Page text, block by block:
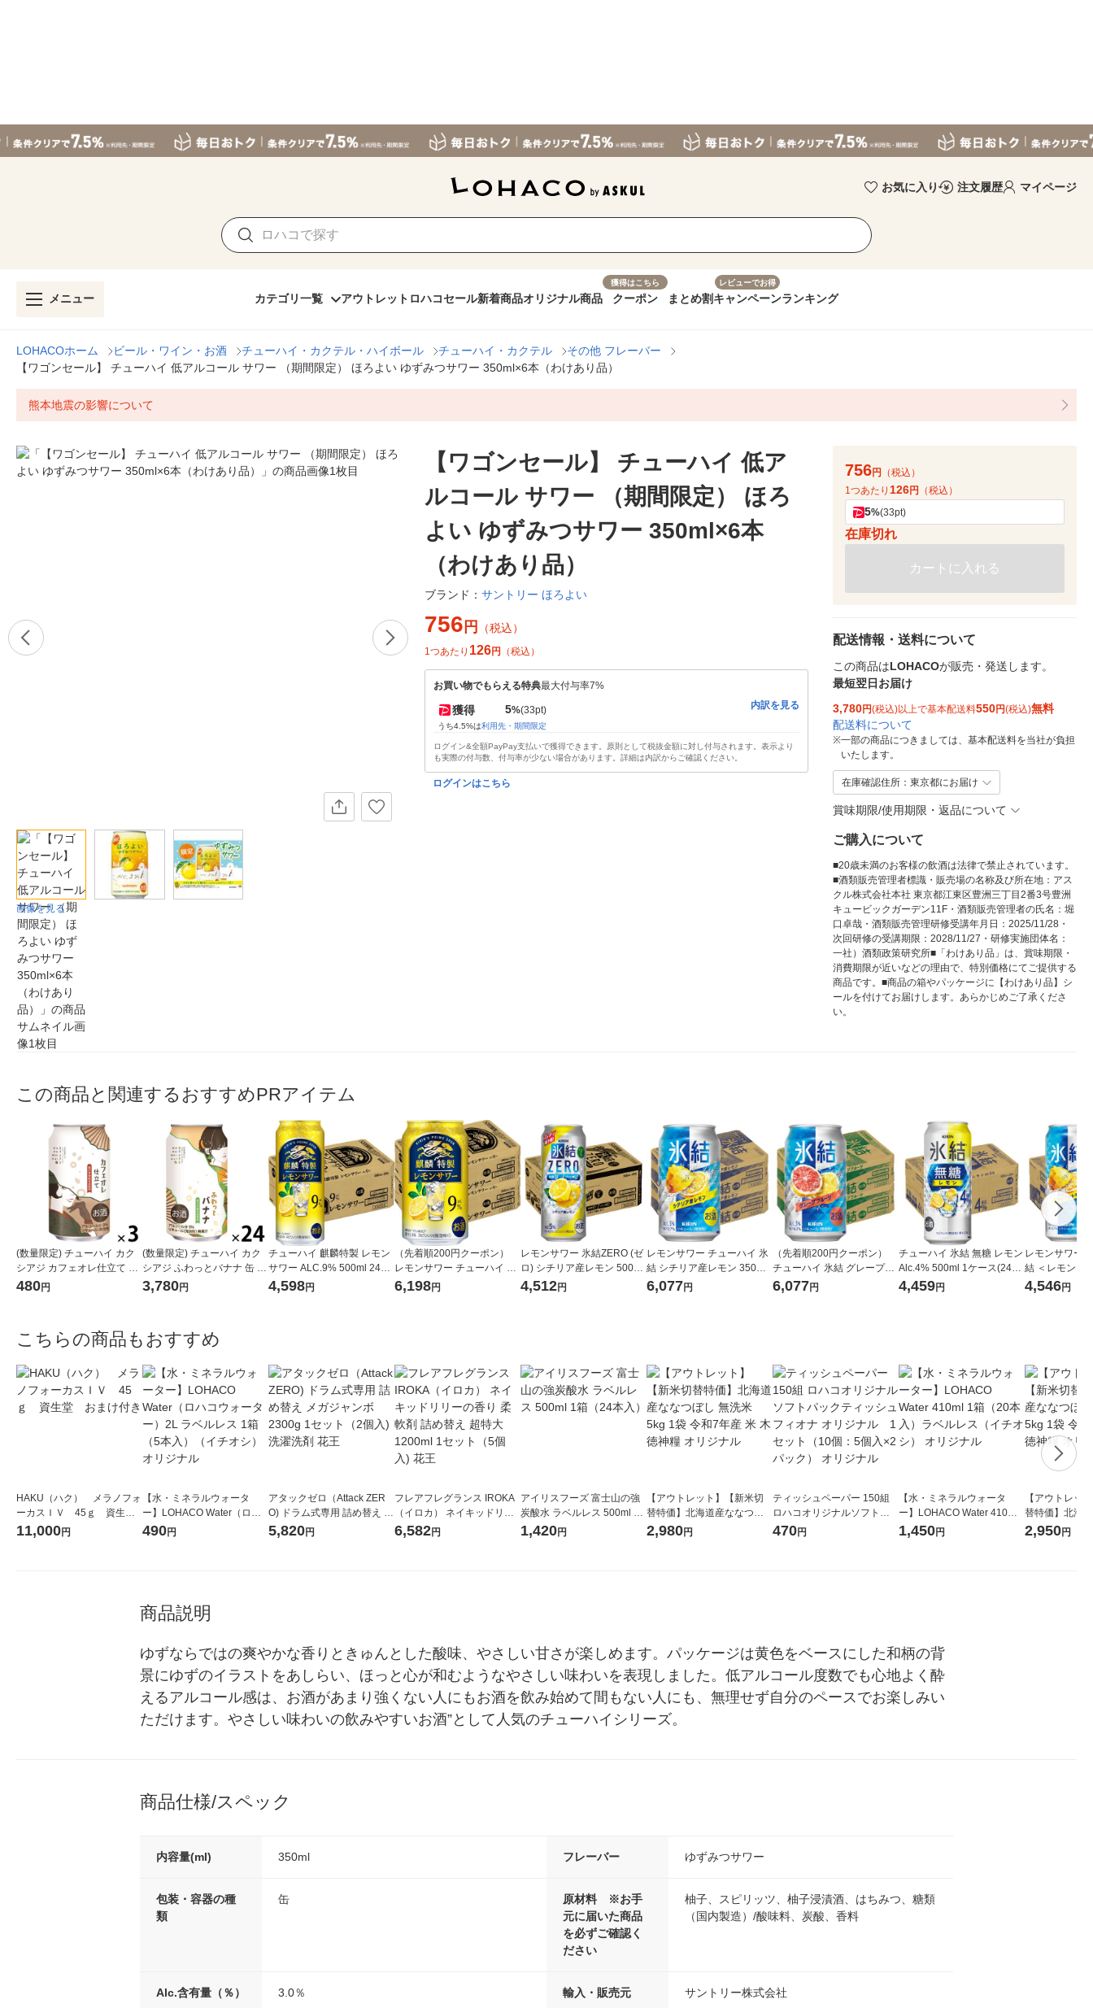
お気に入り 注文履歴 マイページ
メニュー カテゴリ一覧 アウトレット ロハコセール新着商品オリジナル商品
獲得はこちら
クーポン まとめ割
レビューでお得
キャンペーンランキング
LOHACOホーム ビール・ワイン・お酒 チューハイ・カクテル・ハイボール チューハイ・カクテル
その他 フレーバー
【ワゴンセール】 チューハイ 低アルコール サワー （期間限定） ほろよい ゆずみつサワー 350ml×6本（わけあり品）
熊本地震の影響について
画像を見る
【ワゴンセール】 チューハイ 低ア
ルコール サワー （期間限定） ほろ
よい ゆずみつサワー 350ml×6本
（わけあり品）
ブランド： サントリー ほろよい
756 円 （税込）
1つあたり 126円 （税込）
お買い物でもらえる特典最大付与率7%
獲得 5%(33pt)
うち4.5%は利用先・期間限定
内訳を見る
ログイン&全額PayPay支払いで獲得できます。原則として税抜金額に対し付与されます。表示より
も実際の付与数、付与率が少ない場合があります。詳細は内訳からご確認ください。
ログインはこちら
756円
（税込）
1つあたり 126円 （税込）
5%(33pt)
在庫切れ
カートに入れる
配送情報・送料について
この商品はLOHACOが販売・発送します。
最短翌日お届け
3,780円(税込)以上で基本配送料550円(税込)無料
配送料について
※一部の商品につきましては、基本配送料を当社が負担
いたします。
在庫確認住所：東京都にお届け
賞味期限/使用期限・返品について
ご購入について
■20歳未満のお客様の飲酒は法律で禁止されています。
■酒類販売管理者標識・販売場の名称及び所在地：アス
クル株式会社本社 東京都江東区豊洲三丁目2番3号豊洲
キュービックガーデン11F・酒類販売管理者の氏名：堀
口卓哉・酒類販売管理研修受講年月日：2025/11/28・
次回研修の受講期限：2028/11/27・研修実施団体名：
一社）酒類政策研究所■「わけあり品」は、賞味期限・
消費期限が近いなどの理由で、特別価格にてご提供する
商品です。■商品の箱やパッケージに【わけあり品】シ
ールを付けてお届けします。あらかじめご了承くださ
い。
この商品と関連するおすすめPRアイテム
(数量限定) チューハイ カク
シアジ カフェオレ仕立て 缶
350ml 3本
480円
(数量限定) チューハイ カク
シアジ ふわっとバナナ 缶 35
0ml 1ケース(24本)
3,780円
チューハイ 麒麟特製 レモン
サワー ALC.9% 500ml 24本
キリン 酎ハイ
4,598円
（先着順200円クーポン）
レモンサワー チューハイ 麒
麟特製 レモン ALC.9％ 350
6,198円
レモンサワー 氷結ZERO (ゼ
ロ) シチリア産レモン 500ml
１ケース(24本) チューハイ
4,512円
レモンサワー チューハイ 氷
結 シチリア産レモン 350ml
2ケース (48本) 送料無料
6,077円
（先着順200円クーポン）
チューハイ 氷結 グレープフ
ルーツ 350ml 48本 缶チュー
6,077円
チューハイ 氷結 無糖 レモン
Alc.4% 500ml 1ケース(24本
入) レモンサワー 酎ハイ KB
4,459円
レモンサワー
結 ＜レモン＞
4,546円
こちらの商品もおすすめ
HAKU（ハク） メラノフォ
ーカスＩＶ 45ｇ 資生
堂 おまけ付き
11,000円
【水・ミネラルウォータ
ー】LOHACO Water（ロハ
コウォーター）2L ラベルレ
490円
アタックゼロ（Attack ZER
O) ドラム式専用 詰め替え メ
ガジャンボ 2300g 1セット
5,820円
フレアフレグランス IROKA
（イロカ） ネイキッドリリ
ーの香り 柔軟剤 詰め替え 超
6,582円
アイリスフーズ 富士山の強
炭酸水 ラベルレス 500ml 1
箱（24本入）
1,420円
【アウトレット】【新米切
替特価】北海道産ななつぼ
し 無洗米 5kg 1袋 令和7年産
2,980円
ティッシュペーパー 150組
ロハコオリジナルソフトパ
ックティッシュ フィオナ オ
470円
【水・ミネラルウォータ
ー】LOHACO Water 410ml
1箱（20本入）ラベルレス
1,450円
【アウトレッ
替特価】北海
し 精白米 5kg
2,950円
商品説明
ゆずならではの爽やかな香りときゅんとした酸味、やさしい甘さが楽しめます。パッケージは黄色をベースにした和柄の背
景にゆずのイラストをあしらい、ほっと心が和むようなやさしい味わいを表現しました。低アルコール度数でも心地よく酔
えるアルコール感は、お酒があまり強くない人にもお酒を飲み始めて間もない人にも、無理せず自分のペースでお楽しみい
ただけます。やさしい味わいの飲みやすいお酒”として人気のチューハイシリーズ。
商品仕様/スペック
内容量(ml) 350ml フレーバー ゆずみつサワー
包装・容器の種
類
缶
原材料 ※お手
元に届いた商品
を必ずご確認く
ださい
柚子、スピリッツ、柚子浸漬酒、はちみつ、糖類
（国内製造）/酸味料、炭酸、香料
Alc.含有量（％） 3.0％ 輸入・販売元 サントリー株式会社